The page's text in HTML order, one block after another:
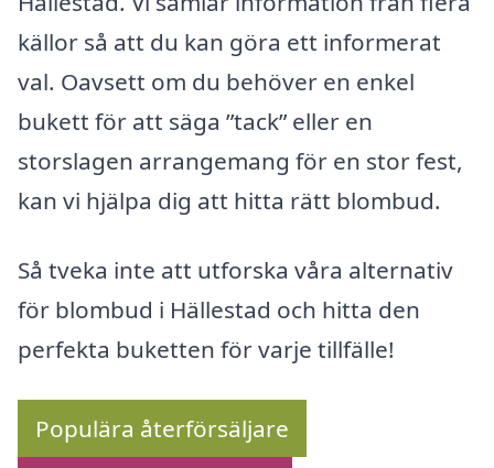
källor så att du kan göra ett informerat
val. Oavsett om du behöver en enkel
bukett för att säga ”tack” eller en
storslagen arrangemang för en stor fest,
kan vi hjälpa dig att hitta rätt blombud.
Så tveka inte att utforska våra alternativ
för blombud i Hällestad och hitta den
perfekta buketten för varje tillfälle!
Populära återförsäljare